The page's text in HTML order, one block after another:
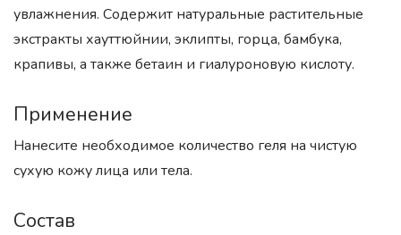
увлажнения. Содержит натуральные растительные
экстракты хауттюйнии, эклипты, горца, бамбука,
крапивы, а также бетаин и гиалуроновую кислоту.
Применение
Нанесите необходимое количество геля на чистую
сухую кожу лица или тела.
Состав